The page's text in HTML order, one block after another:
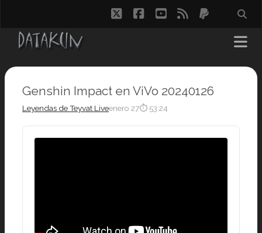
twitterfacebook
youtube
rss paypal
Genshin Impact en ViVo 20240126
Leyendas de Teyvat Liveenero 27⏱ 53:24